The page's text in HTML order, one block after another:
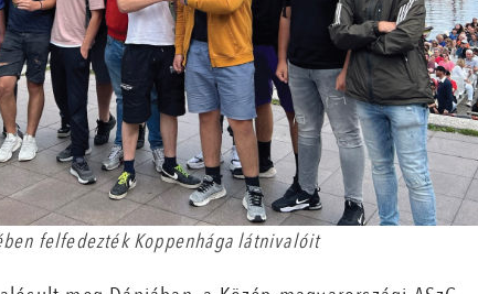
felfedezték Koppenhága látnivalóit